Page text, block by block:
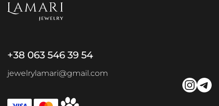
+38 063 546 39 54
jewelrylamari@gmail.com